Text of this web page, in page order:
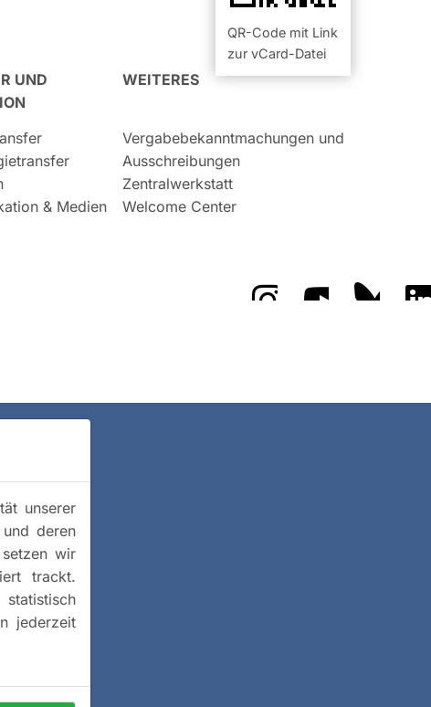
QR-Code mit Link
zur vCard-Datei
UND
& Medien
WEITERES
Vergabebekanntmachungen und
Ausschreibungen
Zentralwerkstatt
Welcome Center
Das GFZ aufDas GFZ auf
Das
unserer
deren
wir
trackt.
jederzeit